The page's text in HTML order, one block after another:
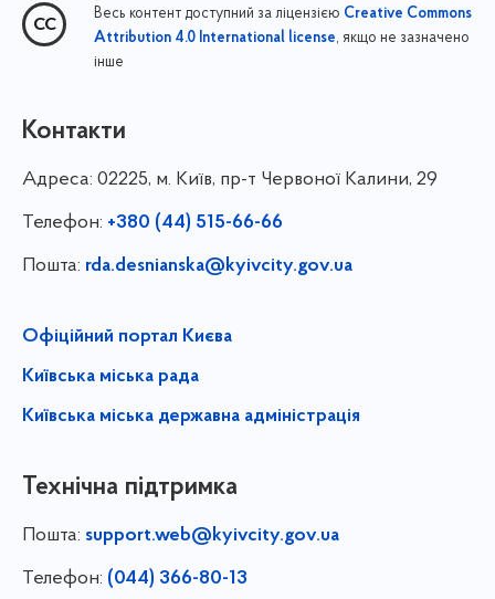
Весь контент доступний за ліцензією Creative Commons
Attribution 4.0 International license, якщо не зазначено
інше
Контакти
Адреса: 02225, м. Київ, пр-т Червоної Калини, 29
Телефон: +380 (44) 515-66-66
Пошта: rda.desnianska@kyivcity.gov.ua
Офіційний портал Києва
Київська міська рада
Київська міська державна адміністрація
Технічна підтримка
Пошта: support.web@kyivcity.gov.ua
Телефон: (044) 366-80-13